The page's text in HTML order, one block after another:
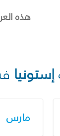
هذه
إستونيا
مارس